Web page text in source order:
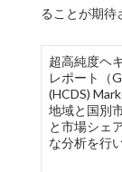
ることが期待
超高純度ヘ
レポート（
(HCDS)
地域と国別
と市場シェ
な分析を行